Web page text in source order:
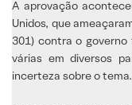
A aprovação
Unidos, que
301) contra o governo
várias em diversos
incerteza sobre o tema.